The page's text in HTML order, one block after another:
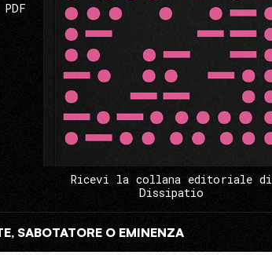
Ricevi la collana editoriale di
Dissipatio
SABOTATORE O EMINENZA